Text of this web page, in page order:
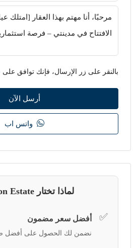
بالنقر على زر الإرسال، فإنك توافق على
أرسل الآن
واتس اب
لماذا تختار Tycoon Estate؟
✅ أفضل سعر مضمون
نضمن لك الحصول على أفضل